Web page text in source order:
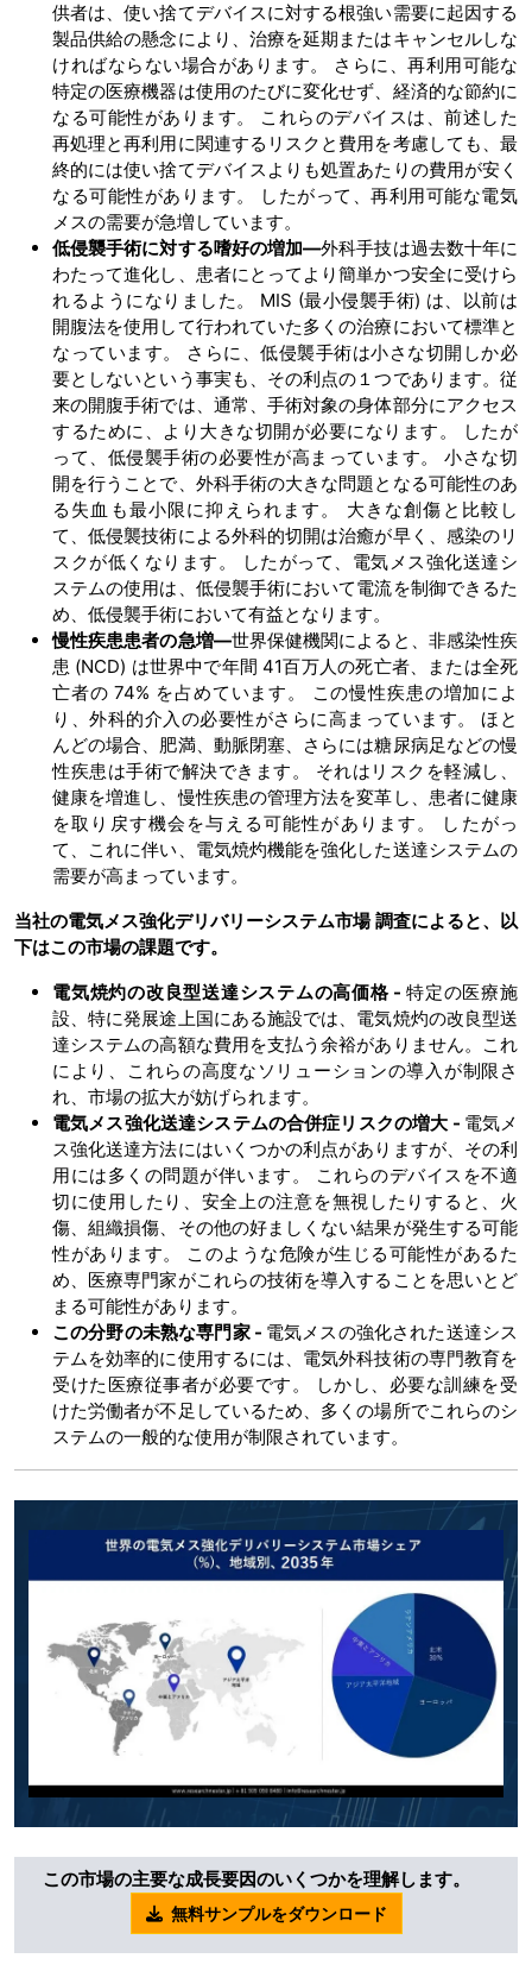
供者は、使い捨てデバイスに対する根強い需要に起因する
製品供給の懸念により、治療を延期またはキャンセルしな
ければならない場合があります。 さらに、再利用可能な
特定の医療機器は使用のたびに変化せず、経済的な節約に
なる可能性があります。 これらのデバイスは、前述した
再処理と再利用に関連するリスクと費用を考慮しても、最
終的には使い捨てデバイスよりも処置あたりの費用が安く
なる可能性があります。 したがって、再利用可能な電気
メスの需要が急増しています。
低侵襲手術に対する嗜好の増加―外科手技は過去数十年に
わたって進化し、患者にとってより簡単かつ安全に受けら
れるようになりました。 MIS (最小侵襲手術) は、以前は
開腹法を使用して行われていた多くの治療において標準と
なっています。 さらに、低侵襲手術は小さな切開しか必
要としないという事実も、その利点の１つであります。従
来の開腹手術では、通常、手術対象の身体部分にアクセス
するために、より大きな切開が必要になります。 したが
って、低侵襲手術の必要性が高まっています。 小さな切
開を行うことで、外科手術の大きな問題となる可能性のあ
る失血も最小限に抑えられます。 大きな創傷と比較し
て、低侵襲技術による外科的切開は治癒が早く、感染のリ
スクが低くなります。 したがって、電気メス強化送達シ
ステムの使用は、低侵襲手術において電流を制御できるた
め、低侵襲手術において有益となります。
慢性疾患患者の急増―世界保健機関によると、非感染性疾
患 (NCD) は世界中で年間 41百万人の死亡者、または全死
亡者の 74% を占めています。 この慢性疾患の増加によ
り、外科的介入の必要性がさらに高まっています。 ほと
んどの場合、肥満、動脈閉塞、さらには糖尿病足などの慢
性疾患は手術で解決できます。 それはリスクを軽減し、
健康を増進し、慢性疾患の管理方法を変革し、患者に健康
を取り戻す機会を与える可能性があります。 したがっ
て、これに伴い、電気焼灼機能を強化した送達システムの
需要が高まっています。
当社の電気メス強化デリバリーシステム市場 調査によると、以
下はこの市場の課題です。
電気焼灼の改良型送達システムの高価格 -特定の医療施
設、特に発展途上国にある施設では、電気焼灼の改良型送
達システムの高額な費用を支払う余裕がありません。これ
により、これらの高度なソリューションの導入が制限さ
れ、市場の拡大が妨げられます。
電気メス強化送達システムの合併症リスクの増大 - 電気メ
ス強化送達方法にはいくつかの利点がありますが、その利
用には多くの問題が伴います。 これらのデバイスを不適
切に使用したり、安全上の注意を無視したりすると、火
傷、組織損傷、その他の好ましくない結果が発生する可能
性があります。 このような危険が生じる可能性があるた
め、医療専門家がこれらの技術を導入することを思いとど
まる可能性があります。
この分野の未熟な専門家 - 電気メスの強化された送達シス
テムを効率的に使用するには、電気外科技術の専門教育を
受けた医療従事者が必要です。 しかし、必要な訓練を受
けた労働者が不足しているため、多くの場所でこれらのシ
ステムの一般的な使用が制限されています。
この市場の主要な成長要因のいくつかを理解します。
無料サンプルをダウンロード